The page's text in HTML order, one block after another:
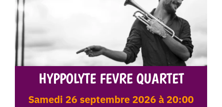
HYPPOLYTE FEVRE QUARTET
samedi 26 septembre 2026 à 20:00